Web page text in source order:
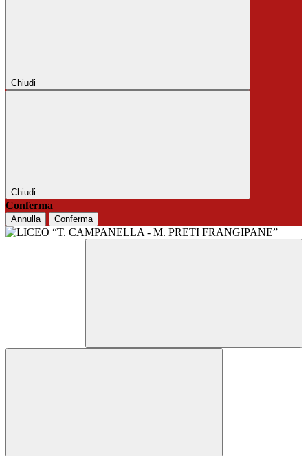
Chiudi
Chiudi
Conferma
Annulla Conferma